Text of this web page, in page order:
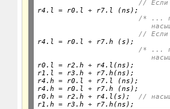
//
r4.l = r0.l + r7.l (ns);
/* ...
//
r4.l = r0.l + r7.h (s);
/* ...
r0.l = r2.h + r4.l(ns);
r1.l = r3.h + r7.h(ns);
r4.h = r0.l + r7.l (ns);
r4.h = r0.l + r7.h (ns);
r0.h = r2.h + r4.l(s); //
r1.h = r3.h +